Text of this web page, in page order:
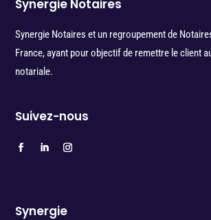
Synergie Notaires
Synergie Notaires et un regroupement de
France, ayant pour objectif de remettre le client
notariale.
Suivez-nous
Synergie